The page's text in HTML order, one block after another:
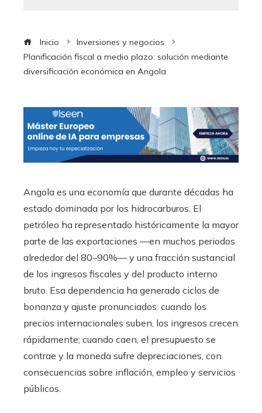
Inicio
Inversiones y negocios
Planificación fiscal a medio plazo: solución mediante
diversificación económica en Angola
Angola es una economía que durante décadas ha
estado dominada por los hidrocarburos. El
petróleo ha representado históricamente la mayor
parte de las exportaciones —en muchos periodos
alrededor del 80–90%— y una fracción sustancial
de los ingresos fiscales y del producto interno
bruto. Esa dependencia ha generado ciclos de
bonanza y ajuste pronunciados: cuando los
precios internacionales suben, los ingresos crecen
rápidamente; cuando caen, el presupuesto se
contrae y la moneda sufre depreciaciones, con
consecuencias sobre inflación, empleo y servicios
públicos.